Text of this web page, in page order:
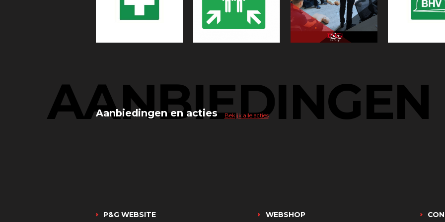
Aanbiedingen en acties
AANBIEDINGEN
Bekijk alle acties
P&G WEBSITE WEBSHOP